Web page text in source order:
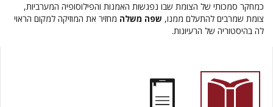
כמחקר סמכותי של הצומת שבו נפגשות האמנות והפילוסופיה המערביות,
צומת שמרבים להתעלם ממנו, שפה משלה מחזיר את המוזיקה למקום הראוי
לה בהיסטוריה של הרעיונות.